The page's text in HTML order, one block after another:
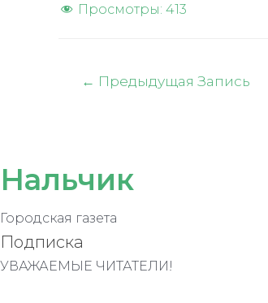
Просмотры: 413
Навигация
← Предыдущая Запись
Нальчик
Городская газета
Подписка
УВАЖАЕМЫЕ ЧИТАТЕЛИ!